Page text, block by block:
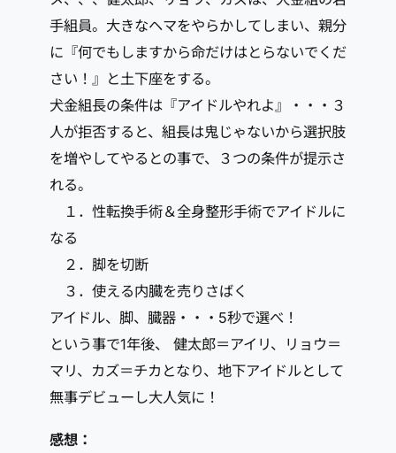
手組員。大きなヘマをやらかしてしまい、親分
に『何でもしますから命だけはとらないでくだ
さい！』と土下座をする。
犬金組長の条件は『アイドルやれよ』・・・３
人が拒否すると、組長は鬼じゃないから選択肢
を増やしてやるとの事で、３つの条件が提示さ
れる。
１．性転換手術＆全身整形手術でアイドルに
なる
２．脚を切断
３．使える内臓を売りさばく
アイドル、脚、臓器・・・5秒で選べ！
という事で1年後、 健太郎＝アイリ、リョウ＝
マリ、カズ＝チカとなり、地下アイドルとして
無事デビューし大人気に！
感想：